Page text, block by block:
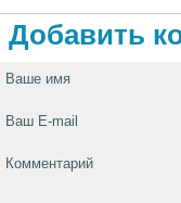
Добавить
Ваше имя
Ваш E-mail
Комментарий